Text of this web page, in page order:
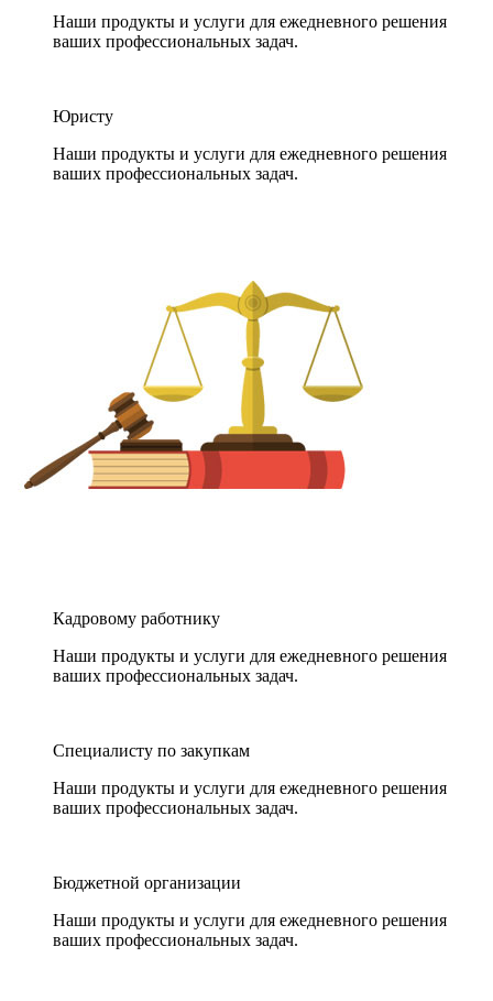
Наши продукты и услуги для ежедневного решения
ваших профессиональных задач.
Юристу
Наши продукты и услуги для ежедневного решения
ваших профессиональных задач.
Кадровому работнику
Наши продукты и услуги для ежедневного решения
ваших профессиональных задач.
Специалисту по закупкам
Наши продукты и услуги для ежедневного решения
ваших профессиональных задач.
Бюджетной организации
Наши продукты и услуги для ежедневного решения
ваших профессиональных задач.